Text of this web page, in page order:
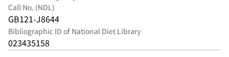
報告書 ; 18)
Call No. (NDL)
GB121-J8644
Bibliographic ID of National Diet Library
023435158